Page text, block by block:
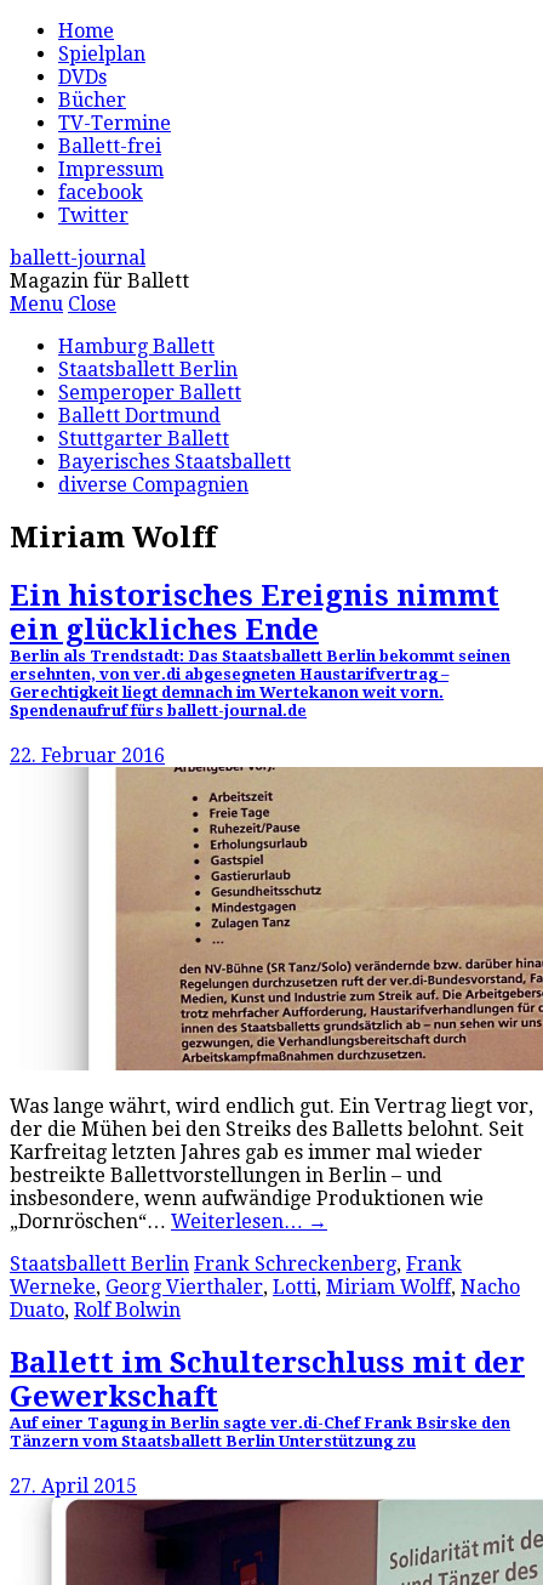
Home
Spielplan
DVDs
Bücher
TV-Termine
Ballett-frei
Impressum
facebook
Twitter
ballett-journal
Magazin für Ballett
Menu Close
Hamburg Ballett
Staatsballett Berlin
Semperoper Ballett
Ballett Dortmund
Stuttgarter Ballett
Bayerisches Staatsballett
diverse Compagnien
Miriam Wolff
Ein historisches Ereignis nimmt
ein glückliches Ende
Berlin als Trendstadt: Das Staatsballett Berlin bekommt seinen
ersehnten, von ver.di abgesegneten Haustarifvertrag –
Gerechtigkeit liegt demnach im Wertekanon weit vorn.
Spendenaufruf fürs ballett-journal.de
22. Februar 2016
Was lange währt, wird endlich gut. Ein Vertrag liegt vor,
der die Mühen bei den Streiks des Balletts belohnt. Seit
Karfreitag letzten Jahres gab es immer mal wieder
bestreikte Ballettvorstellungen in Berlin – und
insbesondere, wenn aufwändige Produktionen wie
„Dornröschen“… Weiterlesen… →
Staatsballett Berlin Frank Schreckenberg, Frank
Werneke, Georg Vierthaler, Lotti, Miriam Wolff, Nacho
Duato, Rolf Bolwin
Ballett im Schulterschluss mit der
Gewerkschaft
Auf einer Tagung in Berlin sagte ver.di-Chef Frank Bsirske den
Tänzern vom Staatsballett Berlin Unterstützung zu
27. April 2015